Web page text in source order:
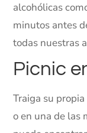
alcohólicas
minutos antes
todas nuestras
Picnic
Traiga su
o en una de las